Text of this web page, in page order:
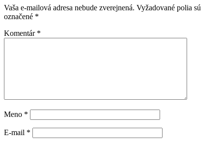
Vaša e-mailová adresa nebude zverejnená. Vyžadované polia sú
označené *
Komentár *
Meno *
E-mail *